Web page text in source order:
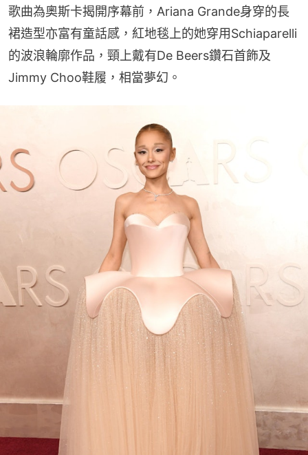
歌曲為奧斯卡揭開序幕前，Ariana Grande身穿的長
裙造型亦富有童話感，紅地毯上的她穿用Schiaparelli
的波浪輪廓作品，頸上戴有De Beers鑽石首飾及
Jimmy Choo鞋履，相當夢幻。